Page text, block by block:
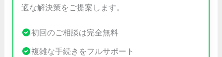
適な解決策をご提案します。
初回のご相談は完全無料
複雑な手続きをフルサポート